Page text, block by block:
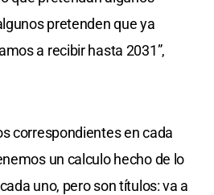
pretenden que ya
a recibir hasta 2031”,
correspondientes en cada
un calculo hecho de lo
uno, pero son títulos: va a